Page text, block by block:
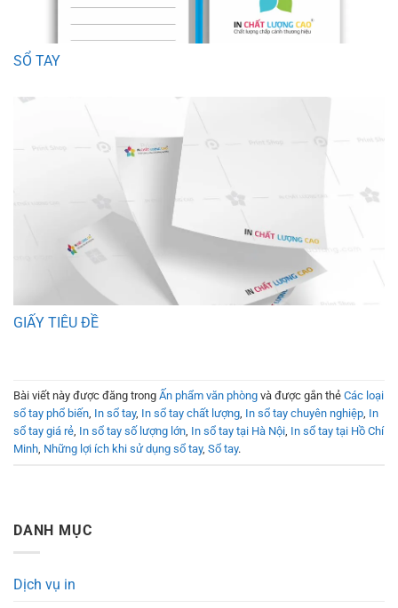
DANH MỤC
Dịch vụ in
SỔ TAY
GIẤY TIÊU ĐỀ
Bài viết này được đăng trong Ấn phẩm văn phòng và được gắn thẻ Các loại
sổ tay phổ biến In sổ tay, In sổ tay chất lượng In sổ tay chuyên nghiệp In
sổ tay giá rẻ In sổ tay số lượng lớn In sổ tay tại Hà Nội In sổ tay tại Hồ Chí
Minh Những lợi ích khi sử dụng sổ tay, Sổ tay.